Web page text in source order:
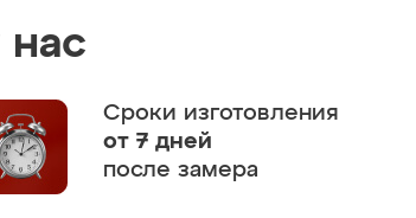
нас
Сроки изготовления
от 7 дней
после замера